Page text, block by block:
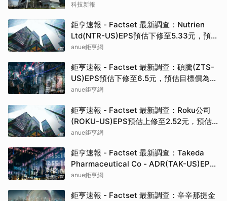
科技新報
鉅亨速報 - Factset 最新調查：Nutrien
Ltd(NTR-US)EPS預估下修至5.33元，預估
目標價為80.00元
anue鉅亨網
鉅亨速報 - Factset 最新調查：碩騰(ZTS-
US)EPS預估下修至6.5元，預估目標價為
90.00元
anue鉅亨網
鉅亨速報 - Factset 最新調查：Roku公司
(ROKU-US)EPS預估上修至2.52元，預估
目標價為160.00元
anue鉅亨網
鉅亨速報 - Factset 最新調查：Takeda
Pharmaceutical Co - ADR(TAK-US)EPS
預估上修至0.37元，預估目標價為19.82元
anue鉅亨網
鉅亨速報 - Factset 最新調查：辛辛那提金